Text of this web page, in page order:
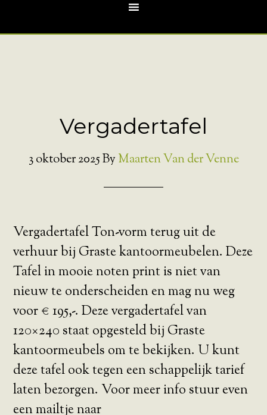
Vergadertafel
3 oktober 2025By Maarten Van der Venne
Vergadertafel Ton-vorm terug uit de
verhuur bij Graste kantoormeubelen. Deze
Tafel in mooie noten print is niet van
nieuw te onderscheiden en mag nu weg
voor € 195,-. Deze vergadertafel van
120×240 staat opgesteld bij Graste
kantoormeubels om te bekijken. U kunt
deze tafel ook tegen een schappelijk tarief
laten bezorgen. Voor meer info stuur even
een mailtje naar